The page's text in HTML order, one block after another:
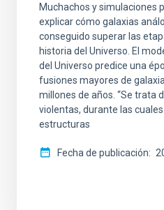
Muchachos y simulaciones
explicar cómo galaxias
conseguido superar las
historia del Universo. El
del Universo predice una
fusiones mayores de
millones de años. “Se trata
violentas, durante las
estructuras
Fecha de publicación